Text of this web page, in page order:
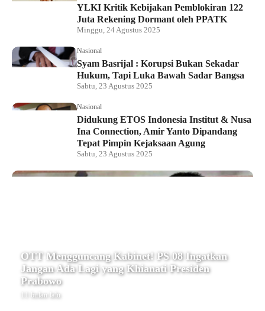
YLKI Kritik Kebijakan Pemblokiran 122
Juta Rekening Dormant oleh PPATK
Minggu, 24 Agustus 2025
Nasional
Syam Basrijal : Korupsi Bukan Sekadar
Hukum, Tapi Luka Bawah Sadar Bangsa
Sabtu, 23 Agustus 2025
Nasional
Didukung ETOS Indonesia Institut & Nusa
Ina Connection, Amir Yanto Dipandang
Tepat Pimpin Kejaksaan Agung
Sabtu, 23 Agustus 2025
OTT Mengguncang Kabinet! PS 08 Ingatkan
Jangan Ada Lagi yang Khianati Presiden
Prabowo
11 bulan lalu